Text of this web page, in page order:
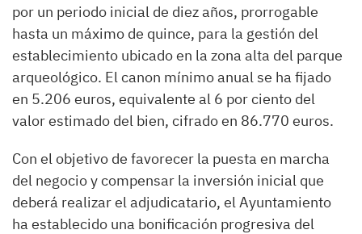
por un periodo inicial de diez años, prorrogable
hasta un máximo de quince, para la gestión del
establecimiento ubicado en la zona alta del parque
arqueológico. El canon mínimo anual se ha fijado
en 5.206 euros, equivalente al 6 por ciento del
valor estimado del bien, cifrado en 86.770 euros.
Con el objetivo de favorecer la puesta en marcha
del negocio y compensar la inversión inicial que
deberá realizar el adjudicatario, el Ayuntamiento
ha establecido una bonificación progresiva del